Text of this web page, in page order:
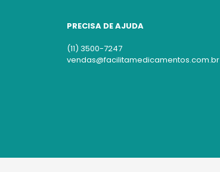
PRECISA DE AJUDA
(11) 3500-7247
vendas@facilitamedicamentos.com.br